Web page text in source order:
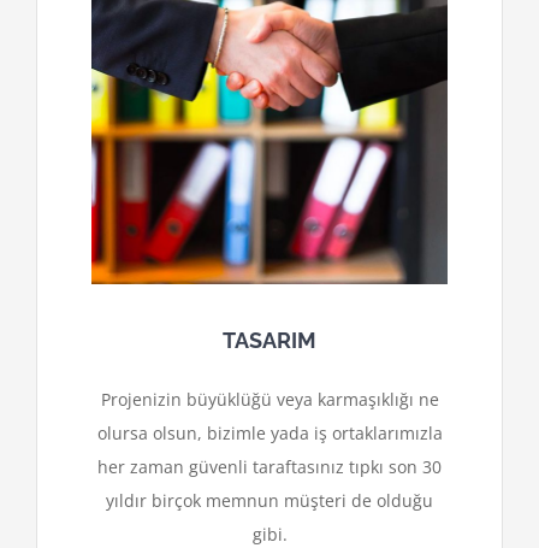
TASARIM
Projenizin büyüklüğü veya karmaşıklığı ne
olursa olsun, bizimle yada iş ortaklarımızla
her zaman güvenli taraftasınız tıpkı son 30
yıldır birçok memnun müşteri de olduğu
gibi.